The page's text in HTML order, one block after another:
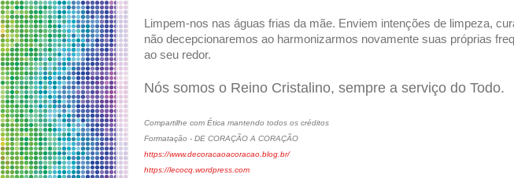
Limpem-nos nas águas frias da mãe. Enviem intenções de limpeza,
não decepcionaremos ao harmonizarmos novamente suas próprias
ao seu redor.
Nós somos o Reino Cristalino, sempre a serviço do Todo.
Compartilhe com Ética mantendo todos os créditos
Formatação - DE CORAÇÃO A CORAÇÃO
https://www.decoracaoacoracao.blog.br/
https://lecocq.wordpress.com